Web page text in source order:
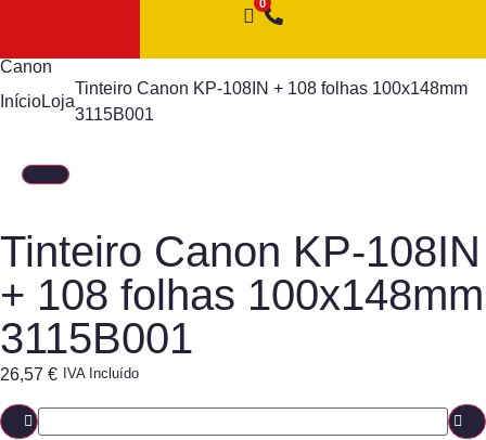
Canon
InícioLoja
Tinteiro Canon KP-108IN + 108 folhas 100x148mm
3115B001
Tinteiro Canon KP-108IN
+ 108 folhas 100x148mm
3115B001
26,57 € IVA Incluído